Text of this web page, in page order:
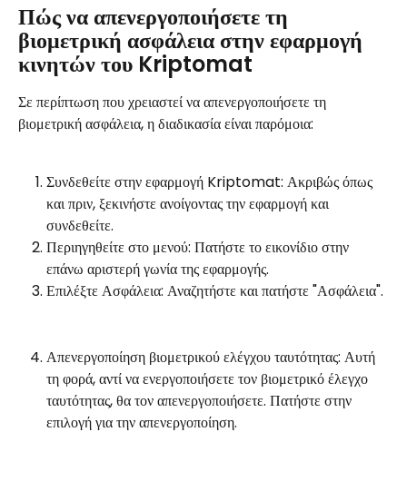
Πώς να απενεργοποιήσετε τη
βιομετρική ασφάλεια στην εφαρμογή
κινητών του Kriptomat
Σε περίπτωση που χρειαστεί να απενεργοποιήσετε τη
βιομετρική ασφάλεια, η διαδικασία είναι παρόμοια:
Συνδεθείτε στην εφαρμογή Kriptomat: Ακριβώς όπως
και πριν, ξεκινήστε ανοίγοντας την εφαρμογή και
συνδεθείτε.
Περιηγηθείτε στο μενού: Πατήστε το εικονίδιο στην
επάνω αριστερή γωνία της εφαρμογής.
Επιλέξτε Ασφάλεια: Αναζητήστε και πατήστε "Ασφάλεια".
Απενεργοποίηση βιομετρικού ελέγχου ταυτότητας: Αυτή
τη φορά, αντί να ενεργοποιήσετε τον βιομετρικό έλεγχο
ταυτότητας, θα τον απενεργοποιήσετε. Πατήστε στην
επιλογή για την απενεργοποίηση.